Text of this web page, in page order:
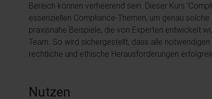
Bereich können verheerend sein. Dieser Kurs
essenziellen Compliance-Themen, um genau
praxisnahe Beispiele, die von Experten entwickelt
Team. So wird sichergestellt, dass alle
rechtliche und ethische Herausforderungen
Nutzen